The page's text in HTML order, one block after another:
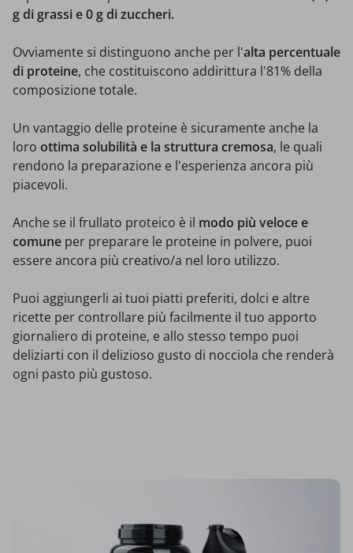
g di grassi e 0 g di zuccheri.
Ovviamente si distinguono anche per l'alta percentuale
di proteine, che costituiscono addirittura l'81% della
composizione totale.
Un vantaggio delle proteine è sicuramente anche la
loro ottima solubilità e la struttura cremosa, le quali
rendono la preparazione e l'esperienza ancora più
piacevoli.
Anche se il frullato proteico è il modo più veloce e
comune per preparare le proteine in polvere, puoi
essere ancora più creativo/a nel loro utilizzo.
Puoi aggiungerli ai tuoi piatti preferiti, dolci e altre
ricette per controllare più facilmente il tuo apporto
giornaliero di proteine, e allo stesso tempo puoi
deliziarti con il delizioso gusto di nocciola che renderà
ogni pasto più gustoso.